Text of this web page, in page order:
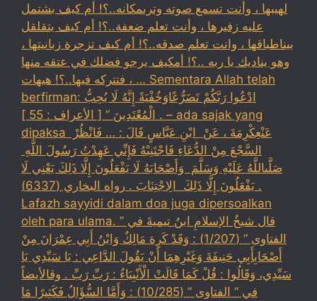
لهيبها ، وأنت تسمع صوته وترىمكانه..؟! أم كيف بشتمل
عليه زفيرها ، وأنت تعلم ضعفة..؟! أم كيف يتقلقل
بيناطباقها ، وانت تعلم صدقه..؟! أم كيف تزجرة زبانيتها ،
وهو يناديك يا ربه ..؟! أمكيف يرجو فضلك في عتقه منها
، فتتركه فيها..؟! هيهات … Sementara Allah telah
berfirman: ادْعُوا رَبَّكُمْ تَضَرُّعًاوَخُفْيَةً إِنَّهُ لَا يُحِبُّ
الْمُعْتَدِينَ ” [ الأعراف : 55 ] . – ada sajak yang
dipaksa ‏عَنْ‏‏عِكْرِمَةَ ‏، ‏عَنْ ‏ ‏ابْنِ عَبَّاسٍ ‏‏قَالَ : … فَانْظُرْ ‏‏
السَّجْعَ ‏‏مِنْ الدُّعَاءِ فَاجْتَنِبْهُ فَإِنِّي عَهِدْتُ رَسُولَ اللَّهِ ‏
‏صَلَّىاللَّهُ عَلَيْهِ وَسَلَّمَ ‏ ‏وَأَصْحَابَهُ لَا يَفْعَلُونَ إِلَّا ذَلِكَ ‏‏يَعْنِي لَا
يَفْعَلُونَ إِلَّا ذَلِكَ ‏ ‏الِاجْتِنَابَ . رواه البخاري (6337) .
Lafazh sayyidi dalam doa juga dipersoalkan
oleh para ulama. قال شيخُ الإسلامِ ابنُ تيميةَ في ”
الفتاوى ” (1/207) : وَقَدْ كَرِهَ مَالِكٌ وَابْنُ أَبِي عِمْرَانَ مِنْ
أَصْحَابِأَبِي حَنِيفَةَ وَغَيْرِهِمَا أَنْ يَقُولَ الدَّاعِي : يَا سَيِّدِي يَا
سَيِّدِي، وَقَالُوا : قُلْ كَمَا قَالَتْ الْأَنْبِيَاءُ : رَبِّ رَبِّ . وقالأيضاً
في ” الفتاوى ” (10/285) : وَأَمَّا السُّؤَالُ فَكَثِيرًا مَا